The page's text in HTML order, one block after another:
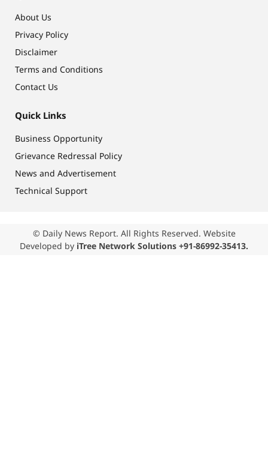
About Us
Privacy Policy
Disclaimer
Terms and Conditions
Contact Us
Quick Links
Business Opportunity
Grievance Redressal Policy
News and Advertisement
Technical Support
© Daily News Report. All Rights Reserved. Website
Developed by iTree Network Solutions +91-86992-35413.